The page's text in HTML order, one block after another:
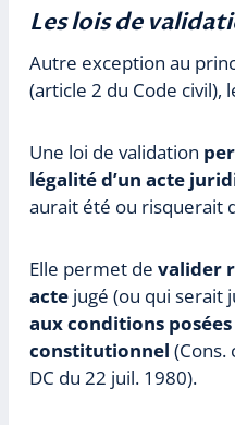
Les lois de
Autre exception au
(article 2 du Code civil),
Une loi de validation
légalité d’un acte
aurait été ou risquerait
Elle permet devalider
acte jugé (ou qui serait
aux conditions
constitutionnel(Cons.
DC du 22 juil. 1980).